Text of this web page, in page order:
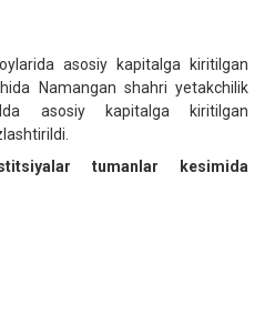
asosiy kapitalga kiritilgan
Namangan shahri yetakchilik
asosiy kapitalga kiritilgan
tumanlar kesimida